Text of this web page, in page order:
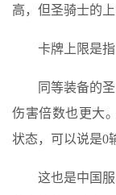
高，但圣骑士的
卡牌上限是
同等装备的
伤害倍数也更大
状态，可以说是0
这也是中国